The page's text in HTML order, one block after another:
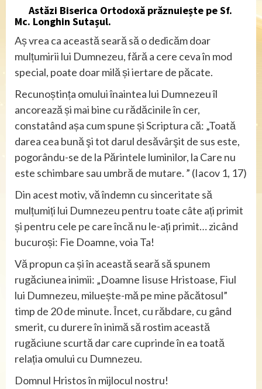
Astăzi Biserica Ortodoxă prăznuiește pe Sf.
Mc. Longhin Sutașul.
Aș vrea ca această seară să o dedicăm doar
mulțumirii lui Dumnezeu, fără a cere ceva în mod
special, poate doar milă și iertare de păcate.
Recunoștința omului înaintea lui Dumnezeu îl
ancorează și mai bine cu rădăcinile în cer,
constatând așa cum spune și Scriptura că: „Toată
darea cea bună şi tot darul desăvârşit de sus este,
pogorându-se de la Părintele luminilor, la Care nu
este schimbare sau umbră de mutare. ” (Iacov 1, 17)
Din acest motiv, vă îndemn cu sinceritate să
mulțumiți lui Dumnezeu pentru toate câte ați primit
și pentru cele pe care încă nu le-ați primit… zicând
bucuroși: Fie Doamne, voia Ta!
Vă propun ca și în această seară să spunem
rugăciunea inimii: „Doamne Iisuse Hristoase, Fiul
lui Dumnezeu, miluește-mă pe mine păcătosul”
timp de 20 de minute. Încet, cu răbdare, cu gând
smerit, cu durere în inimă să rostim această
rugăciune scurtă dar care cuprinde în ea toată
relația omului cu Dumnezeu.
Domnul Hristos în mijlocul nostru!